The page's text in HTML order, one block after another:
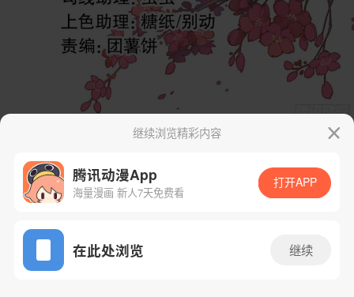
App免费看
下一话 腾漫App免费看
继续浏览精彩内容
腾讯动漫App
海量漫画 新人7天免费看
打开APP
在此处浏览 继续